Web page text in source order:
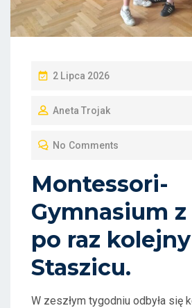
P
S
E
O
N
2 Lipca 2026
Aneta Trojak
No Comments
Montessori-
Gymnasium
po raz
Staszicu.
W zeszłym tygodniu odbyła się